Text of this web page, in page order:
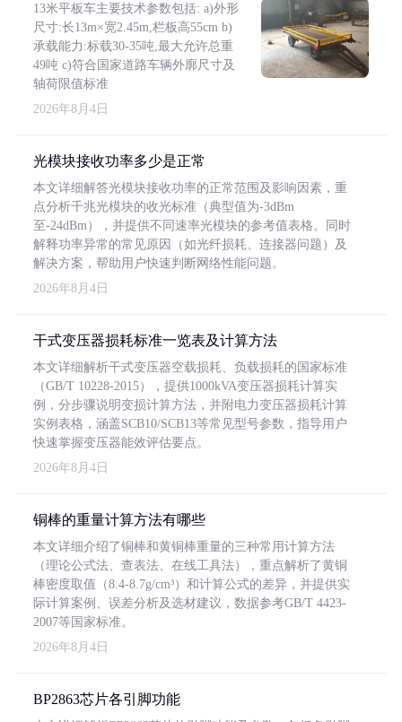
13米平板车主要技术参数包括: a)外形
尺寸:长13m×宽2.45m,栏板高55cm b)
承载能力:标载30-35吨,最大允许总重
49吨 c)符合国家道路车辆外廓尺寸及
轴荷限值标准
2026年8月4日
光模块接收功率多少是正常
本文详细解答光模块接收功率的正常范围及影响因素，重
点分析千兆光模块的收光标准（典型值为-3dBm
至-24dBm），并提供不同速率光模块的参考值表格。同时
解释功率异常的常见原因（如光纤损耗、连接器问题）及
解决方案，帮助用户快速判断网络性能问题。
2026年8月4日
干式变压器损耗标准一览表及计算方法
本文详细解析干式变压器空载损耗、负载损耗的国家标准
（GB/T 10228-2015），提供1000kVA变压器损耗计算实
例，分步骤说明变损计算方法，并附电力变压器损耗计算
实例表格，涵盖SCB10/SCB13等常见型号参数，指导用户
快速掌握变压器能效评估要点。
2026年8月4日
铜棒的重量计算方法有哪些
本文详细介绍了铜棒和黄铜棒重量的三种常用计算方法
（理论公式法、查表法、在线工具法），重点解析了黄铜
棒密度取值（8.4-8.7g/cm³）和计算公式的差异，并提供实
际计算案例、误差分析及选材建议，数据参考GB/T 4423-
2007等国家标准。
2026年8月4日
BP2863芯片各引脚功能